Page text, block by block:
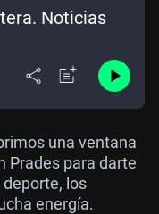
Noticias
una ventana
Prades para darte
los
energía.